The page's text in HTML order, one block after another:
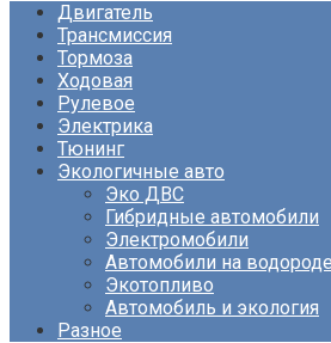
Двигатель
Трансмиссия
Тормоза
Ходовая
Рулевое
Электрика
Тюнинг
Экологичные авто
Эко ДВС
Гибридные автомобили
Электромобили
Автомобили на водороде
Экотопливо
Автомобиль и экология
Разное